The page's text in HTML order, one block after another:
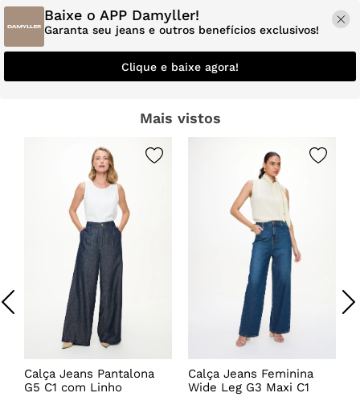
Baixe o APP Damyller!
Garanta seu jeans e outros benefícios exclusivos!
Clique e baixe agora!
Mais vistos
Calça Jeans Pantalona
G5 C1 com Linho
Calça Jeans Feminina
Wide Leg G3 Maxi C1